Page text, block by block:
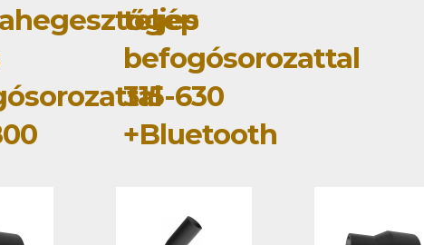
teljes
befogósorozattal
315-630
+Bluetooth